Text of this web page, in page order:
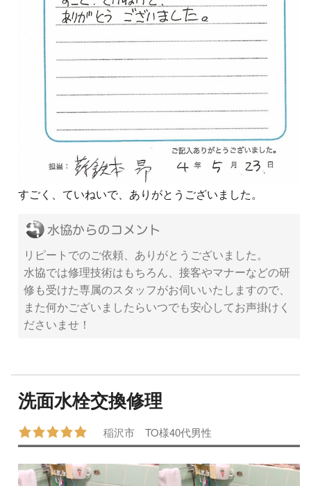
すごく、ていねいで、ありがとうございました。
リピートでのご依頼、ありがとうございました。
水協では修理技術はもちろん、接客やマナーなどの研
修も受けた専属のスタッフがお伺いいたしますので、
また何かございましたらいつでも安心してお声掛けく
ださいませ！
洗面水栓交換修理
稲沢市 TO様40代男性